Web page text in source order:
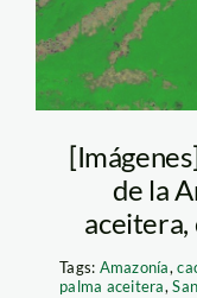
de la
aceitera,
Tags: Amazonía,
palma aceitera,